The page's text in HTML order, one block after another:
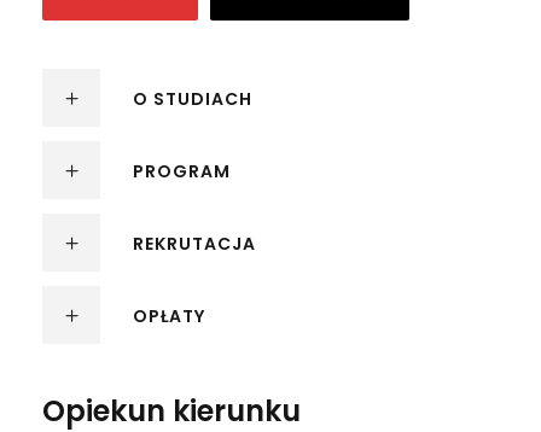
O STUDIACH
PROGRAM
REKRUTACJA
OPŁATY
Opiekun kierunku